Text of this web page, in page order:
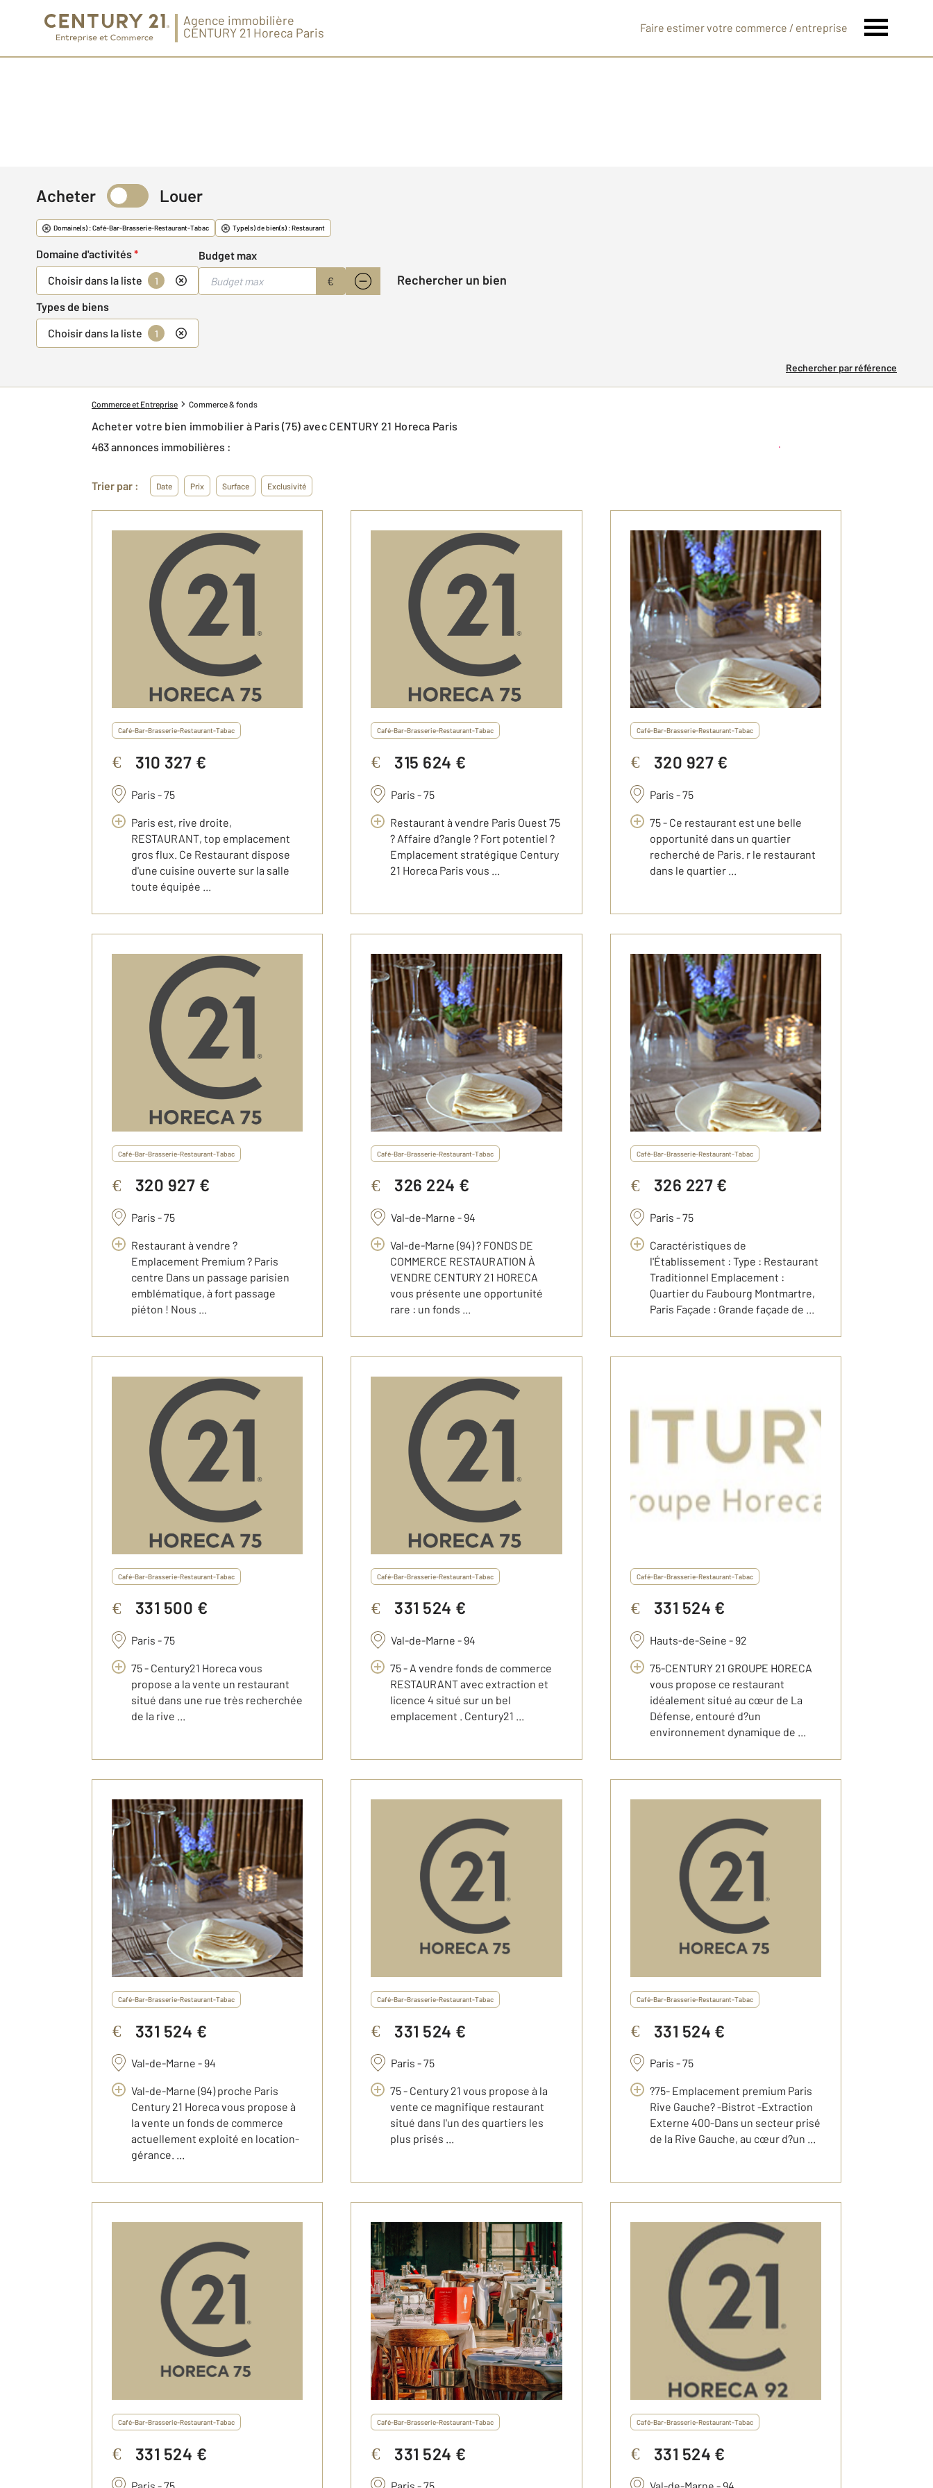
Agence immobilière
CENTURY 21 Horeca Paris
Faire estimer votre commerce / entreprise
Commerce & Fonds
Acheter Louer
Domaine(s) : Café-Bar-Brasserie-Restaurant-Tabac Type(s) de bien(s) : Restaurant
Domaine d'activités*
Choisir dans la liste
1
Budget max
€
Rechercher un bien
Types de biens
Choisir dans la liste
1
Rechercher par référence
Commerce et Entreprise Commerce & fonds
Acheter votre bien immobilier à Paris (75) avec CENTURY 21 Horeca Paris
463 annonces immobilières :
Créer une alerte
Trier par : Date Prix Surface Exclusivité
Café-Bar-Brasserie-Restaurant-Tabac
€ 310 327 €
Paris - 75
Paris est, rive droite,
RESTAURANT, top emplacement
gros flux. Ce Restaurant dispose
d'une cuisine ouverte sur la salle
toute équipée ...
Café-Bar-Brasserie-Restaurant-Tabac
€ 315 624 €
Paris - 75
Restaurant à vendre Paris Ouest 75
? Affaire d?angle ? Fort potentiel ?
Emplacement stratégique Century
21 Horeca Paris vous ...
Café-Bar-Brasserie-Restaurant-Tabac
€ 320 927 €
Paris - 75
75 - Ce restaurant est une belle
opportunité dans un quartier
recherché de Paris. r le restaurant
dans le quartier ...
Café-Bar-Brasserie-Restaurant-Tabac
€ 320 927 €
Paris - 75
Restaurant à vendre ?
Emplacement Premium ? Paris
centre Dans un passage parisien
emblématique, à fort passage
piéton ! Nous ...
Café-Bar-Brasserie-Restaurant-Tabac
€ 326 224 €
Val-de-Marne - 94
Val-de-Marne (94) ? FONDS DE
COMMERCE RESTAURATION À
VENDRE CENTURY 21 HORECA
vous présente une opportunité
rare : un fonds ...
Café-Bar-Brasserie-Restaurant-Tabac
€ 326 227 €
Paris - 75
Caractéristiques de
l'Établissement : Type : Restaurant
Traditionnel Emplacement :
Quartier du Faubourg Montmartre,
Paris Façade : Grande façade de ...
Café-Bar-Brasserie-Restaurant-Tabac
€ 331 500 €
Paris - 75
75 - Century21 Horeca vous
propose a la vente un restaurant
situé dans une rue très recherchée
de la rive ...
Café-Bar-Brasserie-Restaurant-Tabac
€ 331 524 €
Val-de-Marne - 94
75 - A vendre fonds de commerce
RESTAURANT avec extraction et
licence 4 situé sur un bel
emplacement . Century21 ...
Café-Bar-Brasserie-Restaurant-Tabac
€ 331 524 €
Hauts-de-Seine - 92
75-CENTURY 21 GROUPE HORECA
vous propose ce restaurant
idéalement situé au cœur de La
Défense, entouré d?un
environnement dynamique de ...
Café-Bar-Brasserie-Restaurant-Tabac
€ 331 524 €
Val-de-Marne - 94
Val-de-Marne (94) proche Paris
Century 21 Horeca vous propose à
la vente un fonds de commerce
actuellement exploité en location-
gérance. ...
Café-Bar-Brasserie-Restaurant-Tabac
€ 331 524 €
Paris - 75
75 - Century 21 vous propose à la
vente ce magnifique restaurant
situé dans l'un des quartiers les
plus prisés ...
Café-Bar-Brasserie-Restaurant-Tabac
€ 331 524 €
Paris - 75
?75- Emplacement premium Paris
Rive Gauche? -Bistrot -Extraction
Externe 400-Dans un secteur prisé
de la Rive Gauche, au cœur d?un ...
Café-Bar-Brasserie-Restaurant-Tabac
€ 331 524 €
Café-Bar-Brasserie-Restaurant-Tabac
€ 331 524 €
Café-Bar-Brasserie-Restaurant-Tabac
€ 331 524 €